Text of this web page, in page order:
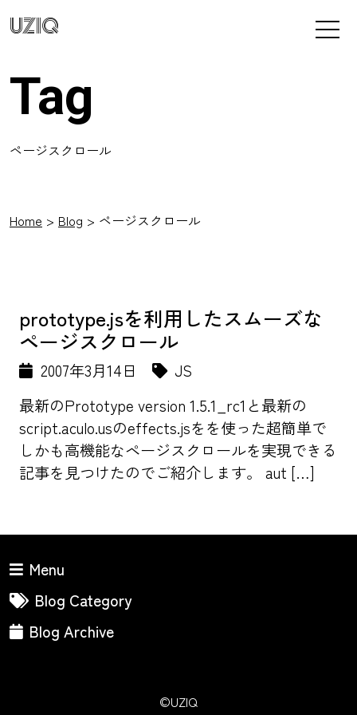
UZIQ
Tag
ページスクロール
Home Blog ページスクロール
prototype.jsを利用したスムーズな
ページスクロール
2007年3月14日
JS
最新のPrototype version 1.5.1_rc1と最新の
script.aculo.usのeffects.jsをを使った超簡単で
しかも高機能なページスクロールを実現できる
記事を見つけたのでご紹介します。 aut […]
Menu
Blog Category
Blog Archive
©UZIQ